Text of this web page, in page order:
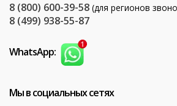
8 (800) 600-39-58 (для регионов
8 (499) 938-55-87
WhatsApp:
Мы в социальных сетях